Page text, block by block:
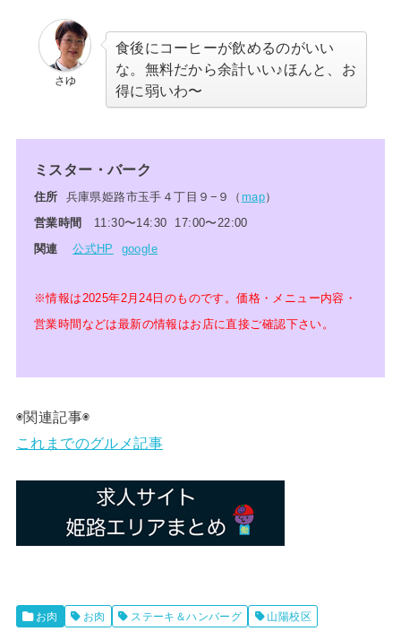
さゆ
食後にコーヒーが飲めるのがいい
な。無料だから余計いい♪ほんと、お
得に弱いわ〜
ミスター・バーク
住所 兵庫県姫路市玉手４丁目９−９（ map）
営業時間 11:30〜14:30 17:00〜22:00
関連
公式HP google
※情報は2025年2月24日 のものです 。価格・メニュー内容・
営業時間などは最新の情報はお店に直接ご確認下さい。
◉関連記事◉
これまでのグルメ記事
お肉 お肉 ステーキ＆ハンバーグ 山陽校区